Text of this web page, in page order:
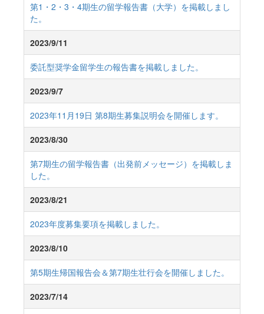
第1・2・3・4期生の留学報告書（大学）を掲載しまし
た。
2023/9/11
委託型奨学金留学生の報告書を掲載しました。
2023/9/7
2023年11月19日 第8期生募集説明会を開催します。
2023/8/30
第7期生の留学報告書（出発前メッセージ）を掲載しま
した。
2023/8/21
2023年度募集要項を掲載しました。
2023/8/10
第5期生帰国報告会＆第7期生壮行会を開催しました。
2023/7/14